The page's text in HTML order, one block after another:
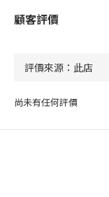
顧客評價
尚未有任何評價